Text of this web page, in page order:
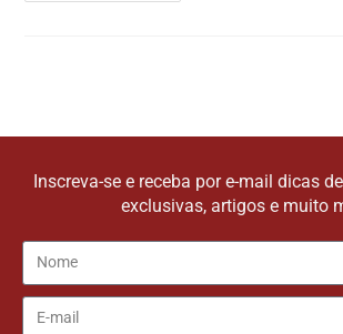
Inscreva-se e receba por e-mail dicas
exclusivas, artigos e muito